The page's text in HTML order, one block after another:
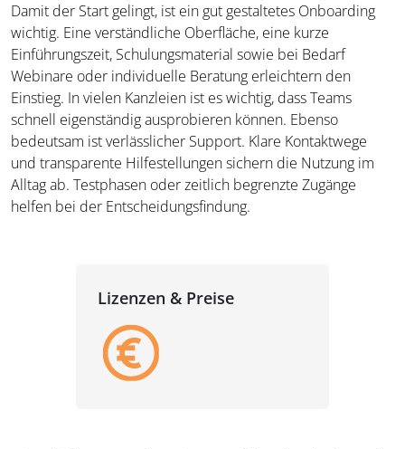
Damit der Start gelingt, ist ein gut gestaltetes Onboarding
wichtig. Eine verständliche Oberfläche, eine kurze
Einführungszeit, Schulungsmaterial sowie bei Bedarf
Webinare oder individuelle Beratung erleichtern den
Einstieg. In vielen Kanzleien ist es wichtig, dass Teams
schnell eigenständig ausprobieren können. Ebenso
bedeutsam ist verlässlicher Support. Klare Kontaktwege
und transparente Hilfestellungen sichern die Nutzung im
Alltag ab. Testphasen oder zeitlich begrenzte Zugänge
helfen bei der Entscheidungsfindung.
Lizenzen & Preise